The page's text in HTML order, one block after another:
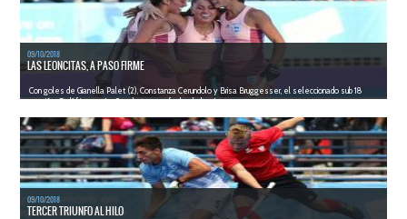
09/10/2018
LAS LEONCITAS, A PASO FIRME
Con goles de Gianella Palet (2), Constanza Cerundolo y Brisa Bruggesser, el seleccionado sub 18
venció a Sudáfrica por 4 a 0 en la tercera fecha de los Jueg...
LEER MÁS
09/10/2018
TERCER TRIUNFO AL HILO